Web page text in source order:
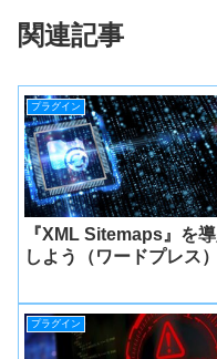
関連記事
プラグイン
『XML Sitemaps』を
しよう（ワードプレス）
プラグイン